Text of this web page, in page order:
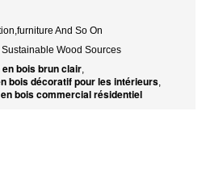
And So On
Sustainable Wood Sources
bois brun clair,
bois décoratif pour les intérieurs,
bois commercial résidentiel